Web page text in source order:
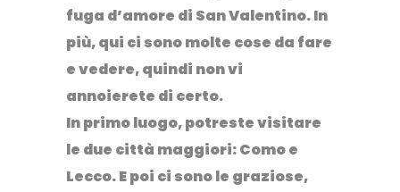
fuga d’amore di San Valentino. In
più, qui ci sono molte cose da fare
e vedere, quindi non vi
annoierete di certo.
In primo luogo, potreste visitare
le due città maggiori:Comoe
Lecco. E poi ci sono le graziose,